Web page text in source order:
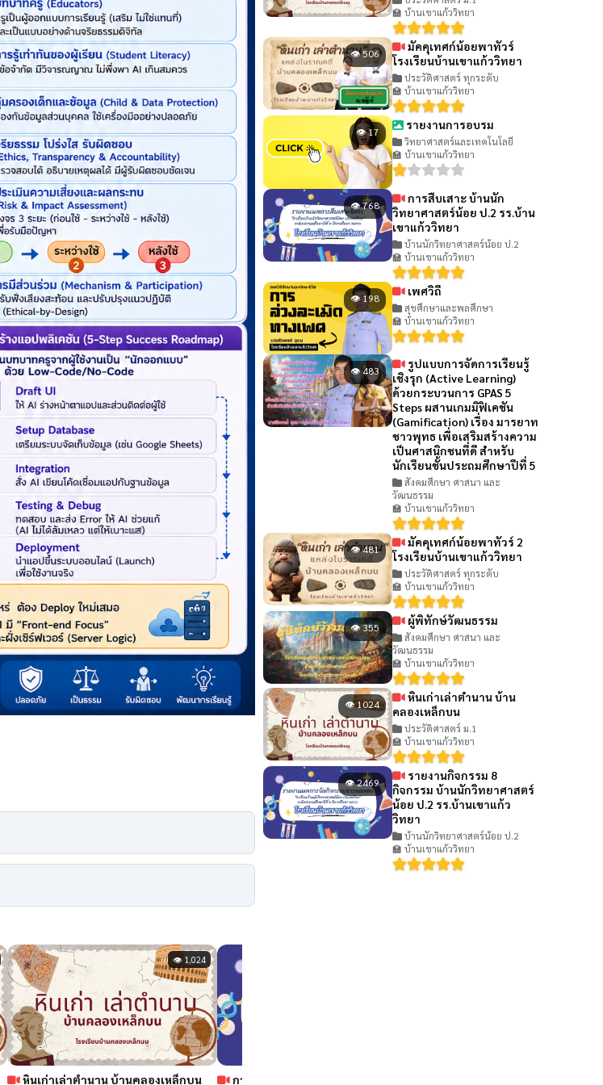
👁 1,024
หินเก่าเล่าตำนาน บ้านคลองเหล็กบน การสืบเสาะ บ้านนักวิทยาศาสตร์น้อย
🏫 บ้านเขาแก้ววิทยา
👁 506
มัคคุเทศก์น้อยพาทัวร์
โรงเรียนบ้านเขาแก้ววิทยา
ประวัติศาสตร์ ทุกระดับ
🏫 บ้านเขาแก้ววิทยา
👁 17 รายงานการอบรม
วิทยาศาสตร์และเทคโนโลยี
🏫 บ้านเขาแก้ววิทยา
👁 768
การสืบเสาะ บ้านนัก
วิทยาศาสตร์น้อย ป.2 รร.บ้าน
เขาแก้ววิทยา
บ้านนักวิทยาศาสตร์น้อย ป.2
🏫 บ้านเขาแก้ววิทยา
👁 198 เพศวิถี
สุขศึกษาและพลศึกษา
🏫 บ้านเขาแก้ววิทยา
👁 483
รูปแบบการจัดการเรียนรู้
เชิงรุก (Active Learning)
ด้วยกระบวนการ GPAS 5
Steps ผสานเกมมิฟิเคชัน
(Gamification) เรื่อง มารยาท
ชาวพุทธ เพื่อเสริมสร้างความ
เป็นศาสนิกชนที่ดี สำหรับ
นักเรียนชั้นประถมศึกษาปีที่ 5
สังคมศึกษา ศาสนา และ
วัฒนธรรม
🏫 บ้านเขาแก้ววิทยา
👁 481
มัคคุเทศก์น้อยพาทัวร์ 2
โรงเรียนบ้านเขาแก้ววิทยา
ประวัติศาสตร์ ทุกระดับ
🏫 บ้านเขาแก้ววิทยา
👁 355 ผู้พิทักษ์วัฒนธรรม
สังคมศึกษา ศาสนา และ
วัฒนธรรม
🏫 บ้านเขาแก้ววิทยา
👁 1024
หินเก่าเล่าตำนาน บ้าน
คลองเหล็กบน
ประวัติศาสตร์ ม.1
🏫 บ้านเขาแก้ววิทยา
👁 2469
รายงานกิจกรรม 8
กิจกรรม บ้านนักวิทยาศาสตร์
น้อย ป.2 รร.บ้านเขาแก้ว
วิทยา
บ้านนักวิทยาศาสตร์น้อย ป.2
🏫 บ้านเขาแก้ววิทยา